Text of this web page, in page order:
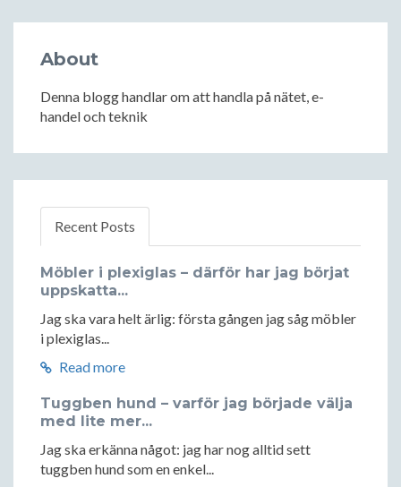
About
Denna blogg handlar om att handla på nätet, e-
handel och teknik
Recent Posts
Möbler i plexiglas – därför har jag börjat
uppskatta...
Jag ska vara helt ärlig: första gången jag såg möbler
i plexiglas...
Read more
Tuggben hund – varför jag började välja
med lite mer...
Jag ska erkänna något: jag har nog alltid sett
tuggben hund som en enkel...